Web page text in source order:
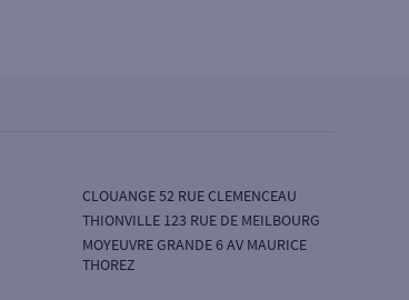
CLOUANGE 52 RUE CLEMENCEAU
THIONVILLE 123 RUE DE MEILBOURG
MOYEUVRE GRANDE 6 AV MAURICE
THOREZ